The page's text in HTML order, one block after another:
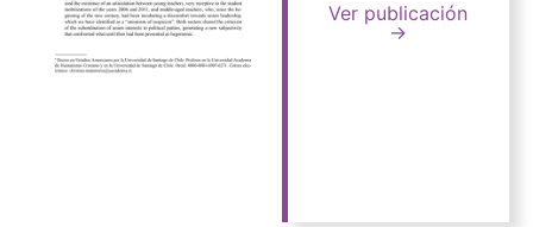
Ver publicación
→